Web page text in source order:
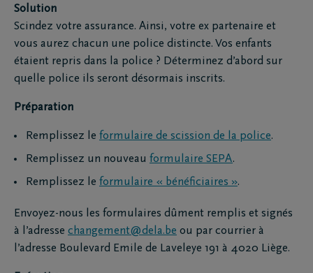
Solution
Scindez votre assurance. Ainsi, votre ex partenaire et
vous aurez chacun une police distincte. Vos enfants
étaient repris dans la police ? Déterminez d’abord sur
quelle police ils seront désormais inscrits.
Préparation
Remplissez le formulaire de scission de la police.
Remplissez un nouveau formulaire SEPA.
Remplissez le formulaire « bénéficiaires ».
Envoyez-nous les formulaires dûment remplis et signés
à l’adresse changement@dela.be ou par courrier à
l’adresse Boulevard Emile de Laveleye 191 à 4020 Liège.